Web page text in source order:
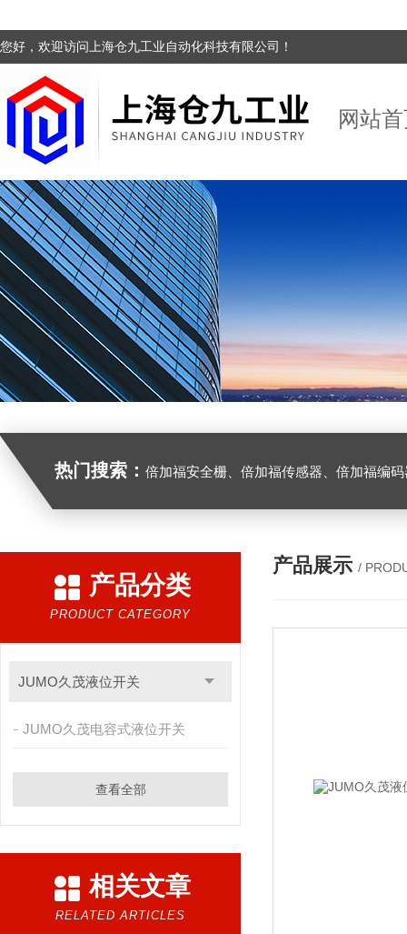
您好，欢迎访问上海仓九工业自动化科技有限公司！
网站
热门搜索： 倍加福安全栅、倍加福传感器、倍加福编码器、倍加福超声波传感器、松下伺服驱动器、松下伺
产品分类
PRODUCT CATEGORY
JUMO久茂液位开关
JUMO久茂电容式液位开关
查看全部
相关文章
RELATED ARTICLES
产品展示 /